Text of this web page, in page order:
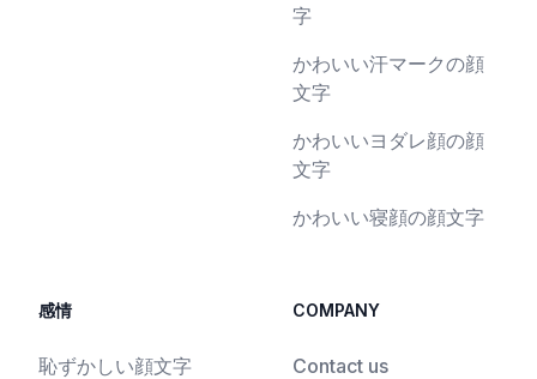
字
かわいい汗マークの顔
文字
かわいいヨダレ顔の顔
文字
かわいい寝顔の顔文字
感情
恥ずかしい顔文字
COMPANY
Contact us